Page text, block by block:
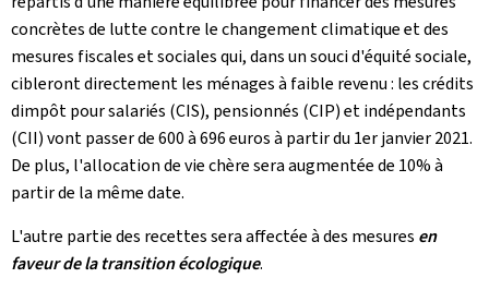
concrètes de lutte contre le changement climatique et des
mesures fiscales et sociales qui, dans un souci d'équité sociale,
cibleront directement les ménages à faible revenu : les crédits
dimpôt pour salariés (CIS), pensionnés (CIP) et indépendants
(CII) vont passer de 600 à 696 euros à partir du 1er janvier 2021.
De plus, l'allocation de vie chère sera augmentée de 10% à
partir de la même date.
L'autre partie des recettes sera affectée à des mesures en
faveur de la transition écologique.